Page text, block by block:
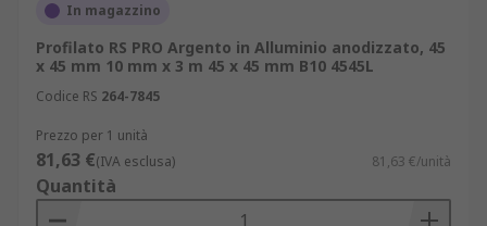
In magazzino
Profilato RS PRO Argento in Alluminio anodizzato, 45
x 45 mm 10 mm x 3 m 45 x 45 mm B10 4545L
Codice RS 264-7845
Prezzo per 1 unità
81,63 €(IVA esclusa) 81,63 €/unità
Quantità